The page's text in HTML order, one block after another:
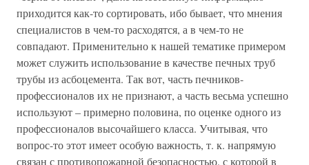
приходится как-то сортировать, ибо бывает, что мнения
специалистов в чем-то расходятся, а в чем-то не
совпадают. Применительно к нашей тематике примером
может служить использование в качестве печных труб
трубы из асбоцемента. Так вот, часть печников-
профессионалов их не признают, а часть весьма успешно
используют – примерно половина, по оценке одного из
профессионалов высочайшего класса. Учитывая, что
вопрос-то этот имеет особую важность, т. к. напрямую
связан с противопожарной безопасностью, с которой в